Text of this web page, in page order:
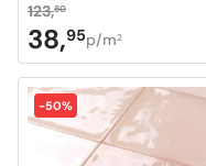
123,80
Oorspronkelijke
prijs
was:
123,80.
38,95
Huidige
prijs
is:
38,95.
p/m2
-50%